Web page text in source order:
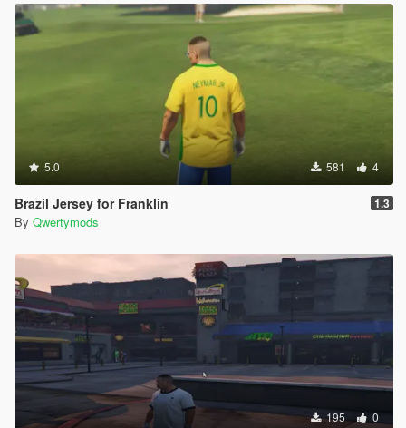
5.0 581 4
Brazil Jersey for Franklin 1.3
By Qwertymods
195 0